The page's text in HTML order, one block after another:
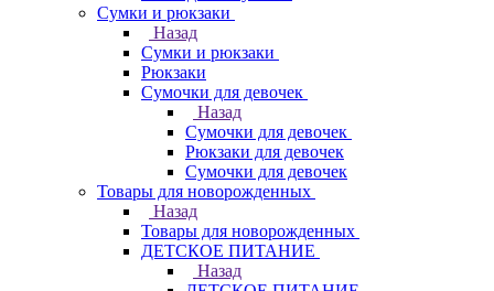
Сумки и рюкзаки
Назад
Сумки и рюкзаки
Рюкзаки
Сумочки для девочек
Назад
Сумочки для девочек
Рюкзаки для девочек
Сумочки для девочек
Товары для новорожденных
Назад
Товары для новорожденных
ДЕТСКОЕ ПИТАНИЕ
Назад